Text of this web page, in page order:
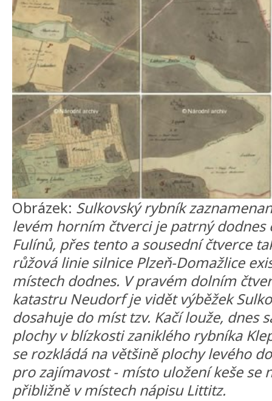
Obrázek: Sulkovský rybník
levém horním čtverci je patrný dodnes
Fulínů, přes tento a sousední čtverce
růžová linie silnice Plzeň-Domažlice
místech dodnes. V pravém dolním
katastru Neudorf je vidět výběžek
dosahuje do míst tzv. Kačí louže, dnes
plochy v blízkosti zaniklého rybníka
se rozkládá na většině plochy levého
pro zajímavost - místo uložení keše se
přibližně v místech nápisu Littitz.